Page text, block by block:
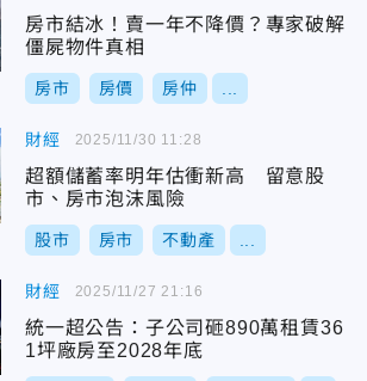
房市結冰！賣一年不降價？專家破解
僵屍物件真相
房市 房價 房仲
財經
超額儲蓄率明年估衝新高 留意股
市、房市泡沫風險
股市 房市 不動產
2025/11/30 11:28
財經
統一超公告：子公司砸890萬租賃36
1坪廠房至2028年底
2025/11/27 21:16